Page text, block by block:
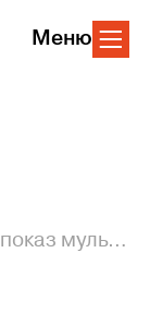
Меню
Закрытый показ мультфильма «Щенячий патруль» NICKELODEON